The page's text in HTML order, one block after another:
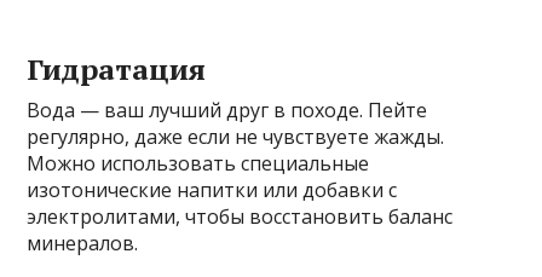
Гидратация
Вода — ваш лучший друг в походе. Пейте
регулярно, даже если не чувствуете жажды.
Можно использовать специальные
изотонические напитки или добавки с
электролитами, чтобы восстановить баланс
минералов.